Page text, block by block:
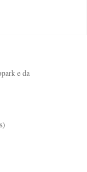
e da